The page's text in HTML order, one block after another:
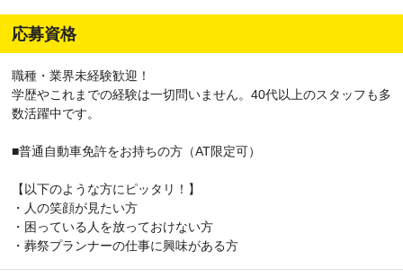
応募資格
職種・業界未経験歓迎！
学歴やこれまでの経験は一切問いません。40代以上のスタッフも多
数活躍中です。
■普通自動車免許をお持ちの方（AT限定可）
【以下のような方にピッタリ！】
・人の笑顔が見たい方
・困っている人を放っておけない方
・葬祭プランナーの仕事に興味がある方